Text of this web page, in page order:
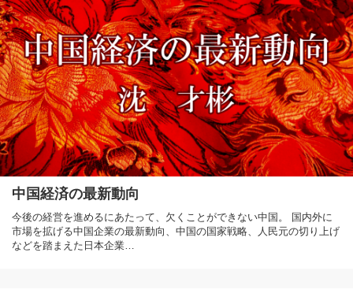
中国経済の最新動向
今後の経営を進めるにあたって、欠くことができない中国。 国内外に
市場を拡げる中国企業の最新動向、中国の国家戦略、人民元の切り上げ
などを踏まえた日本企業…